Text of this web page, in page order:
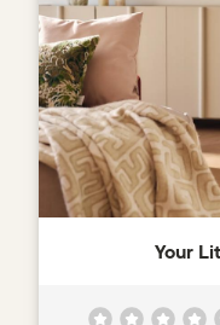
Your